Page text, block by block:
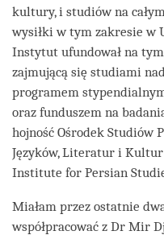
kultury, i studiów na
wysiłki w tym zakresie w
Instytut ufundował na
zajmującą się studiami
programem
oraz funduszem na
hojność Ośrodek Studiów
Języków, Literatur i Kultur
Institute for Persian
Miałam przez ostatnie
współpracować z Dr Mir